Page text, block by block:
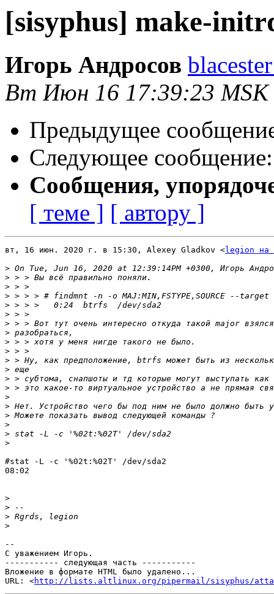
[sisyphus] make-
Игорь Андросов
Вт Июн 16 17:39:23 MSK
Предыдущее
Следующее
Сообщения,
[ теме ] [ автору ]
вт, 16 июн. 2020 г. в 15:30, Alexey Gladkov <legion
>
>
>
>
>
>
>
>
>
>
>
>
>
>
>
>
>
>
>
>
#stat -L -c '%02t:%02T' /dev/sda2
08:02
>
>
>
>
--
С уважением Игорь.
----------- следующая часть -----------
Вложение в формате HTML было удалено...
URL: <http://lists.altlinux.org/pipermail/sisyphus/